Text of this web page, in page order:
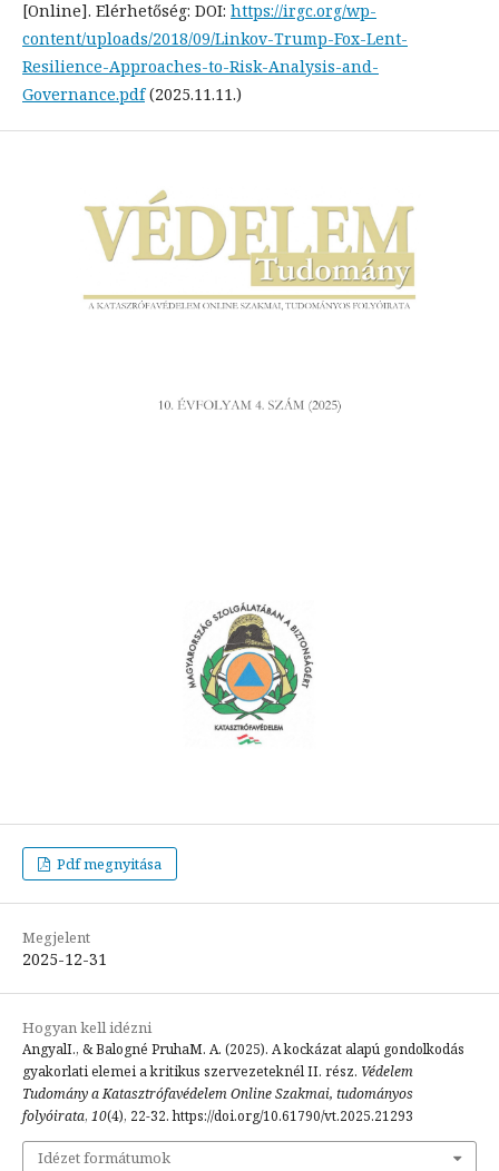
[Online]. Elérhetőség: DOI: https://irgc.org/wp-
content/uploads/2018/09/Linkov-Trump-Fox-Lent-
Resilience-Approaches-to-Risk-Analysis-and-
Governance.pdf(2025.11.11.)
Pdf megnyitása
Megjelent
2025-12-31
Hogyan kell idézni
AngyalI., & Balogné PruhaM. A. (2025). A kockázat alapú gondolkodás
gyakorlati elemei a kritikus szervezeteknél II. rész. Védelem
Tudomány a Katasztrófavédelem Online Szakmai, tudományos
folyóirata, 10(4), 22-32. https://doi.org/10.61790/vt.2025.21293
Idézet formátumok